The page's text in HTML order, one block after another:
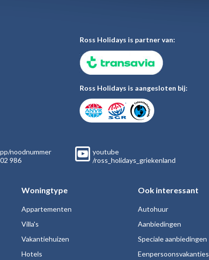
Ross Holidays is partner van:
Ross Holidays is aangesloten bij:
noodnummer
986
youtube
/ross_holidays_griekenland
Woningtype
Appartementen
Villa's
Vakantiehuizen
Hotels
Ook interessant
Autohuur
Aanbiedingen
Speciale aanbiedingen
Eenpersoonsvakanties